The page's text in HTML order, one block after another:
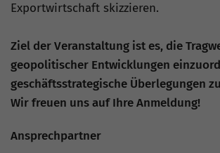
Exportwirtschaft skizzieren.
Ziel der Veranstaltung ist es, die
geopolitischer Entwicklungen
geschäftsstrategische Überlegungen
Wir freuen uns auf Ihre Anmeldung!
Ansprechpartner